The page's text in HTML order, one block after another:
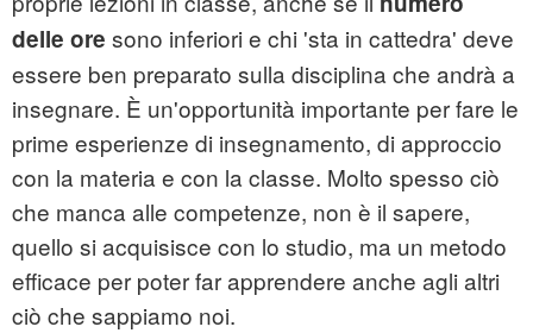
delle ore sono inferiori e chi 'sta in cattedra' deve
essere ben preparato sulla disciplina che andrà a
insegnare. È un'opportunità importante per fare le
prime esperienze di insegnamento, di approccio
con la materia e con la classe. Molto spesso ciò
che manca alle competenze, non è il sapere,
quello si acquisisce con lo studio, ma un metodo
efficace per poter far apprendere anche agli altri
ciò che sappiamo noi.